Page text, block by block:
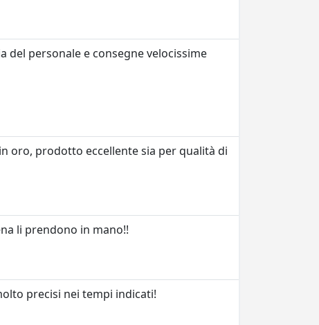
del personale e consegne velocissime
oro, prodotto eccellente sia per qualità di
li prendono in mano!!
precisi nei tempi indicati!